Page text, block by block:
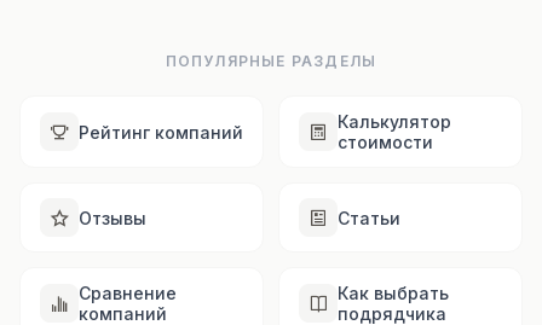
ПОПУЛЯРНЫЕ РАЗДЕЛЫ
Рейтинг компаний
Калькулятор
стоимости
Отзывы Статьи
Сравнение
компаний
Как выбрать
подрядчика